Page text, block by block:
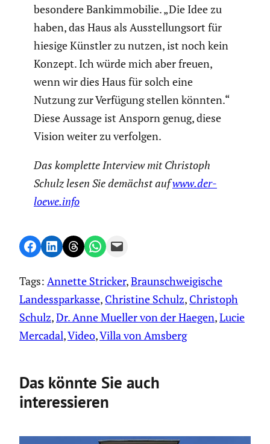
besondere Bankim­mo­bilie. „Die Idee zu
haben, das Haus als Ausstel­lungsort für
hiesige Künstler zu nutzen, ist noch kein
Konzept. Ich würde mich aber freuen,
wenn wir dies Haus für solch eine
Nutzung zur Verfügung stellen könnten.“
Diese Aussage ist Ansporn genug, diese
Vision weiter zu verfolgen.
Das komplette Interview mit Christoph
Schulz lesen Sie demächst aufwww.der-
loewe.info
Share on Facebook
Share on LinkedIn
Share on Threads
Share on WhatsApp
Email this Page
Tags: Annette Stricker, Braunschweigische
Landessparkasse, Christine Schulz, Christoph
Schulz, Dr. Anne Mueller von der Haegen, Lucie
Mercadal, Video, Villa von Amsberg
Das könnte Sie auch
interessieren